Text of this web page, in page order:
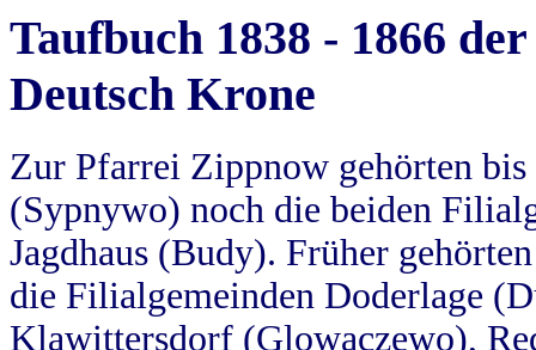
Taufbuch 1838 - 1866
Deutsch Krone
Zur Pfarrei Zippnow gehörten
(Sypnywo) noch die beiden
Jagdhaus (Budy). Früher
die Filialgemeinden Doderlage
Klawittersdorf (Glowaczewo),